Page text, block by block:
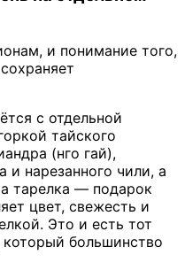
и понимание того,
с отдельной
тайского
(нго гай),
и нарезанного чили, а
тарелка — подарок
цвет, свежесть и
Это и есть тот
большинство